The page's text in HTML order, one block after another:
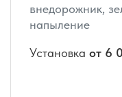
внедорожник,
напыление
Установка от 6